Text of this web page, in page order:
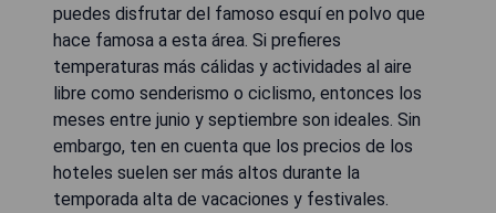
puedes disfrutar del famoso esquí en polvo que
hace famosa a esta área. Si prefieres
temperaturas más cálidas y actividades al aire
libre como senderismo o ciclismo, entonces los
meses entre junio y septiembre son ideales. Sin
embargo, ten en cuenta que los precios de los
hoteles suelen ser más altos durante la
temporada alta de vacaciones y festivales.